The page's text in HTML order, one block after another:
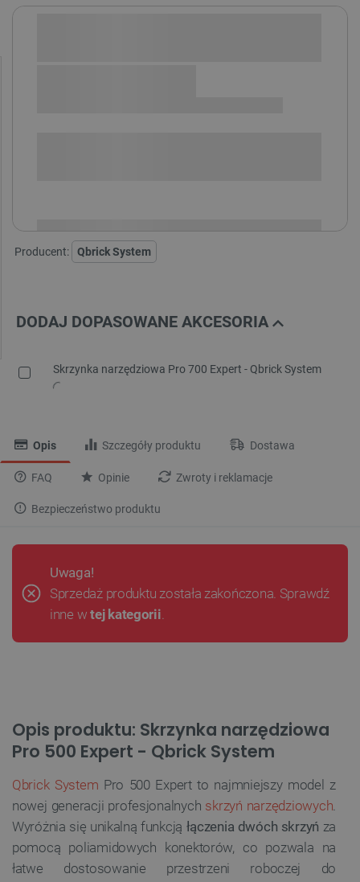
Producent: Qbrick System
DODAJ DOPASOWANE AKCESORIA
Skrzynka narzędziowa Pro 700 Expert - Qbrick System
Opis Szczegóły produktu Dostawa
FAQ Opinie Zwroty i reklamacje
Bezpieczeństwo produktu
Uwaga!
Sprzedaż produktu została zakończona. Sprawdź
inne wtej kategorii.
Opis produktu: Skrzynka narzędziowa
Pro 500 Expert - Qbrick System
Qbrick System Pro 500 Expert to najmniejszy model z
nowej generacji profesjonalnych skrzyń narzędziowych.
Wyróżnia się unikalną funkcją łączenia dwóch skrzyń za
pomocą poliamidowych konektorów, co pozwala na
łatwe dostosowanie przestrzeni roboczej do